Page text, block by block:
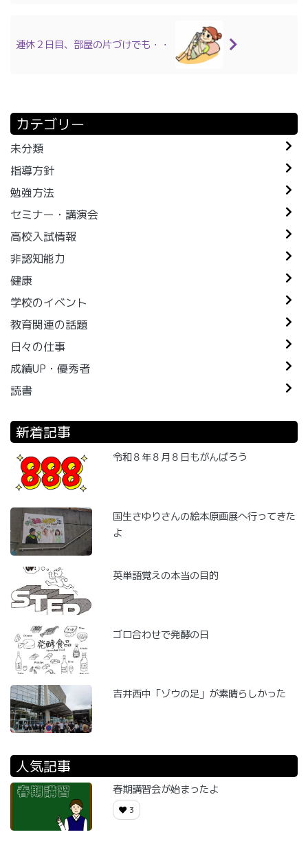
連休２日目、部屋の片づけでも・・
カテゴリー
未分類
指導方針
勉強方法
セミナー・講演会
高校入試情報
非認知能力
健康
学校のイベント
教育関連の話題
日々の仕事
成績UP・優秀者
読書
新着記事
令和８年８月８日もがんばろう
国生さゆりさんの絵本原画展へ行ってきた
よ
英単語覚えの本当の目的
ゴロ合わせで発酵の日
吉井西中「ゾウの足」が素晴らしかった
人気記事
春期講習会が始まったよ
3